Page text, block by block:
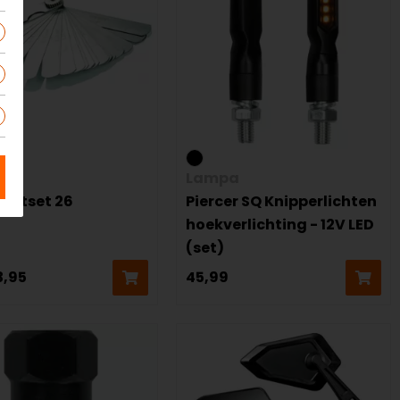
26
Piercer SQ Knipperlichten
hoekverlichting - 12V LED
(set)
45,99